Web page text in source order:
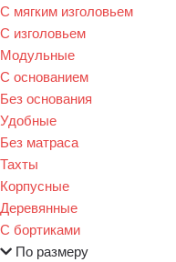
С мягким изголовьем
С изголовьем
Модульные
С основанием
Без основания
Удобные
Без матраса
Тахты
Корпусные
Деревянные
С бортиками
По размеру